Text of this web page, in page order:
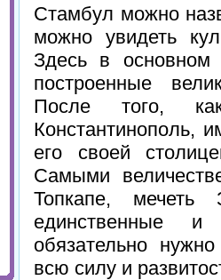
Стамбул можно
можно увидеть
Здесь в основном
построенные
После того,
Константинополь,
его своей
Самыми
Топкапе,
единственные и
обязательно
всю силу и